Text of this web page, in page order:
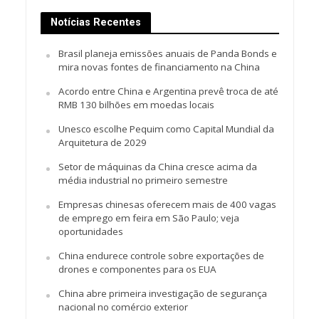
Notícias Recentes
Brasil planeja emissões anuais de Panda Bonds e
mira novas fontes de financiamento na China
Acordo entre China e Argentina prevê troca de até
RMB 130 bilhões em moedas locais
Unesco escolhe Pequim como Capital Mundial da
Arquitetura de 2029
Setor de máquinas da China cresce acima da
média industrial no primeiro semestre
Empresas chinesas oferecem mais de 400 vagas
de emprego em feira em São Paulo; veja
oportunidades
China endurece controle sobre exportações de
drones e componentes para os EUA
China abre primeira investigação de segurança
nacional no comércio exterior